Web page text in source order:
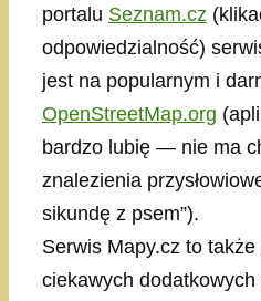
portalu Seznam.cz
odpowiedzialność)
jest na popularnym i
OpenStreetMap.org
bardzo lubię — nie ma
znalezienia
sikundę z psem”).
Serwis Mapy.cz to
ciekawych